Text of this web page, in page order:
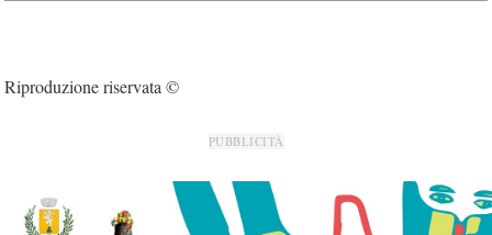
Riproduzione riservata ©
PUBBLICITÀ